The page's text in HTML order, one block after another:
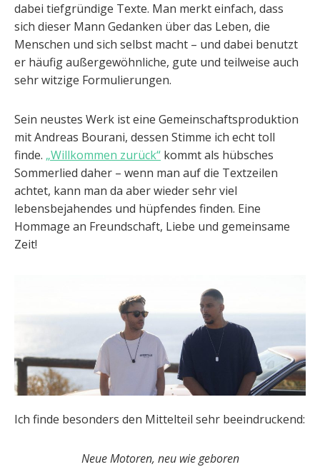
dabei tiefgründige Texte. Man merkt einfach, dass
sich dieser Mann Gedanken über das Leben, die
Menschen und sich selbst macht – und dabei benutzt
er häufig außergewöhnliche, gute und teilweise auch
sehr witzige Formulierungen.
Sein neustes Werk ist eine Gemeinschaftsproduktion
mit Andreas Bourani, dessen Stimme ich echt toll
finde. „Willkommen zurück“ kommt als hübsches
Sommerlied daher – wenn man auf die Textzeilen
achtet, kann man da aber wieder sehr viel
lebensbejahendes und hüpfendes finden. Eine
Hommage an Freundschaft, Liebe und gemeinsame
Zeit!
Ich finde besonders den Mittelteil sehr beeindruckend:
Neue Motoren, neu wie geboren